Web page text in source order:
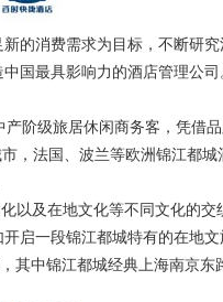
的消费需求为目标，不断研究
国最具影响力的酒店管理公司
阶级旅居休闲商务客，凭借
，法国、波兰等欧洲锦江都城
以及在地文化等不同文化的交
启一段锦江都城特有的在地
其中锦江都城经典上海南京东